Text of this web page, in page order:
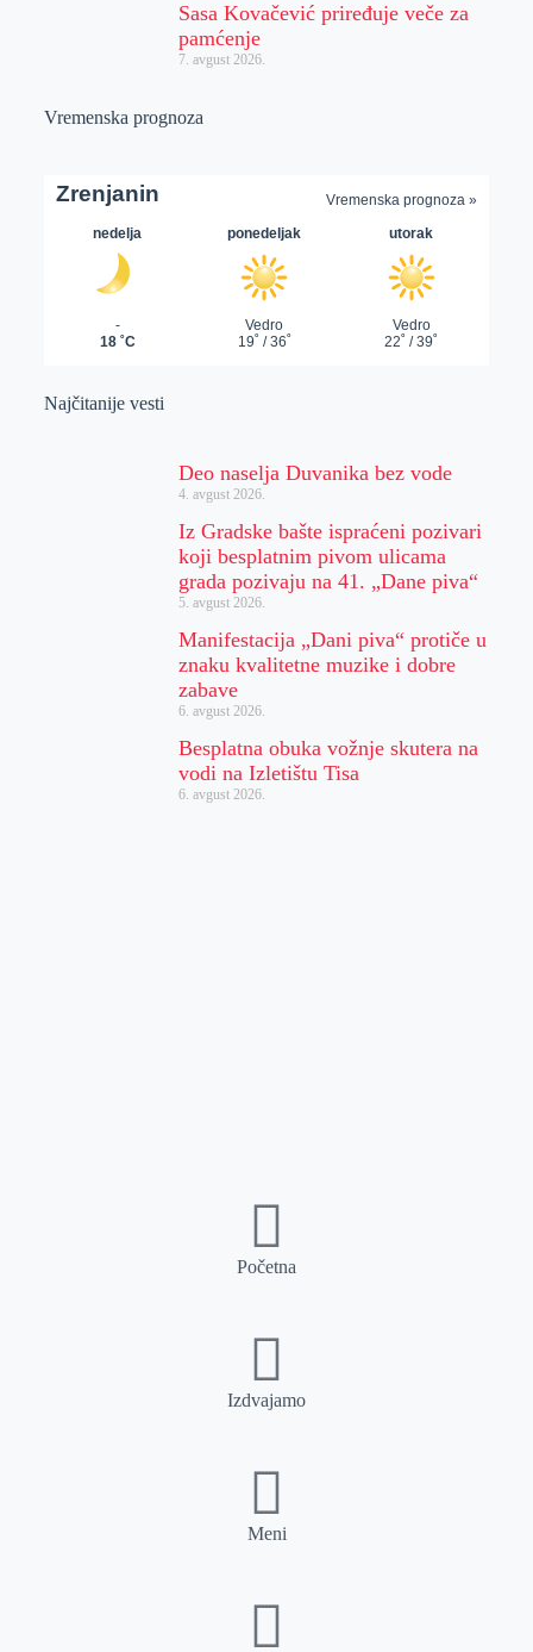
Sasa Kovačević priređuje veče za
pamćenje
7. avgust 2026.
Vremenska prognoza
Najčitanije vesti
Deo naselja Duvanika bez vode
4. avgust 2026.
Iz Gradske bašte ispraćeni pozivari
koji besplatnim pivom ulicama
grada pozivaju na 41. „Dane piva“
5. avgust 2026.
Manifestacija „Dani piva“ protiče u
znaku kvalitetne muzike i dobre
zabave
6. avgust 2026.
Besplatna obuka vožnje skutera na
vodi na Izletištu Tisa
6. avgust 2026.
Početna
Izdvajamo
Meni